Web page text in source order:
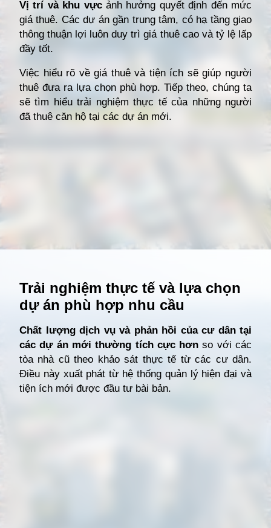
Vị trí và khu vựcảnh hưởng quyết định đến mức
giá thuê. Các dự án gần trung tâm, có hạ tầng giao
thông thuận lợi luôn duy trì giá thuê cao và tỷ lệ lấp
đầy tốt.
Việc hiểu rõ về giá thuê và tiện ích sẽ giúp người
thuê đưa ra lựa chọn phù hợp. Tiếp theo, chúng ta
sẽ tìm hiểu trải nghiệm thực tế của những người
đã thuê căn hộ tại các dự án mới.
Trải nghiệm thực tế và lựa chọn
dự án phù hợp nhu cầu
Chất lượng dịch vụ và phản hồi của cư dân tại
các dự án mới thường tích cực hơn so với các
tòa nhà cũ theo khảo sát thực tế từ các cư dân.
Điều này xuất phát từ hệ thống quản lý hiện đại và
tiện ích mới được đầu tư bài bản.